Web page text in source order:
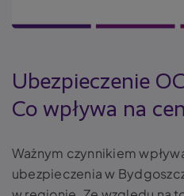
Ubezpieczenie
Co wpływa na
Ważnym czynnikiem
ubezpieczenia w